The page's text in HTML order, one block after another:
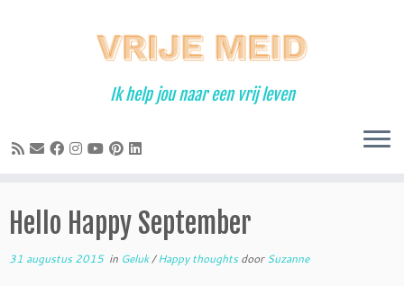
Ik help jou naar een vrij leven
Hello Happy September
31 augustus 2015in Geluk/Happy thoughtsdoorSuzanne